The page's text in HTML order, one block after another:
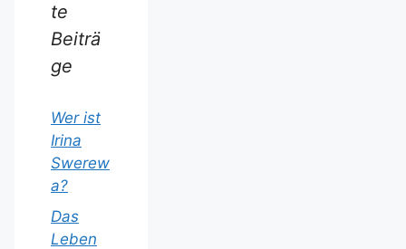
te
Beiträ
ge
Wer ist
Irina
Swerew
a?
Das
Leben